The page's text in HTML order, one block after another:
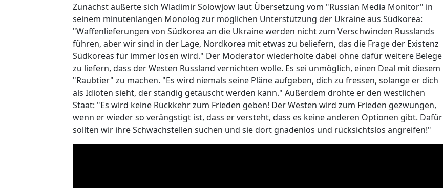
Zunächst äußerte sich Wladimir Solowjow laut Übersetzung vom "Russian Media Monitor" in
seinem minutenlangen Monolog zur möglichen Unterstützung der Ukraine aus Südkorea:
"Waffenlieferungen von Südkorea an die Ukraine werden nicht zum Verschwinden Russlands
führen, aber wir sind in der Lage, Nordkorea mit etwas zu beliefern, das die Frage der Existenz
Südkoreas für immer lösen wird." Der Moderator wiederholte dabei ohne dafür weitere Belege
zu liefern, dass der Westen Russland vernichten wolle. Es sei unmöglich, einen Deal mit diesem
"Raubtier" zu machen. "Es wird niemals seine Pläne aufgeben, dich zu fressen, solange er dich
als Idioten sieht, der ständig getäuscht werden kann." Außerdem drohte er den westlichen
Staat: "Es wird keine Rückkehr zum Frieden geben! Der Westen wird zum Frieden gezwungen,
wenn er wieder so verängstigt ist, dass er versteht, dass es keine anderen Optionen gibt. Dafür
sollten wir ihre Schwachstellen suchen und sie dort gnadenlos und rücksichtslos angreifen!"